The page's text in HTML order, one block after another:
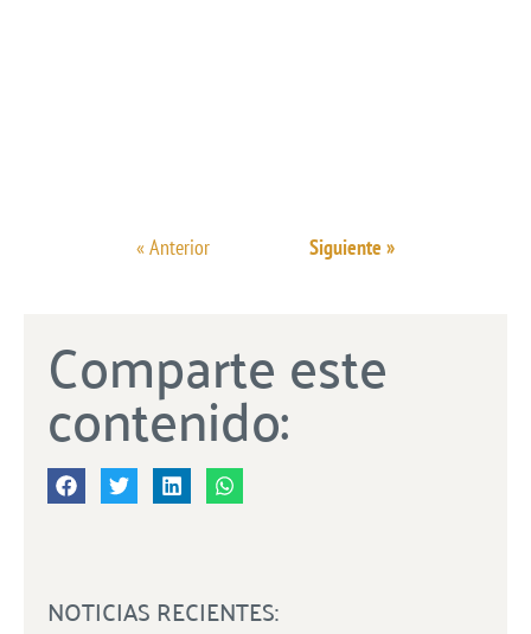
« Anterior Siguiente »
Comparte este
contenido:
NOTICIAS RECIENTES: